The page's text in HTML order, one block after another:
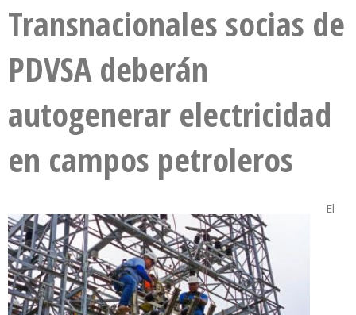
Transnacionales socias de
PDVSA deberán
autogenerar electricidad
en campos petroleros
El